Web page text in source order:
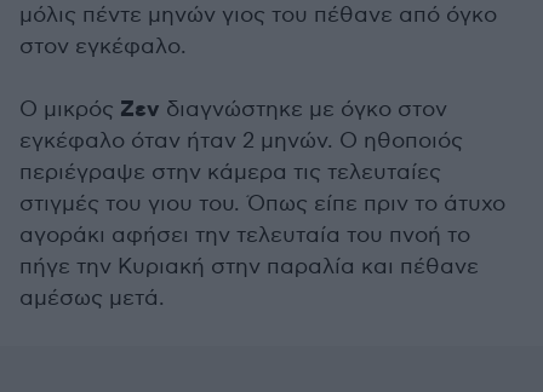
μόλις πέντε μηνών γιος του πέθανε από όγκο
στον εγκέφαλο.
Ο μικρός Ζεν διαγνώστηκε με όγκο στον
εγκέφαλο όταν ήταν 2 μηνών. Ο ηθοποιός
περιέγραψε στην κάμερα τις τελευταίες
στιγμές του γιου του. Όπως είπε πριν το άτυχο
αγοράκι αφήσει την τελευταία του πνοή το
πήγε την Κυριακή στην παραλία και πέθανε
αμέσως μετά.